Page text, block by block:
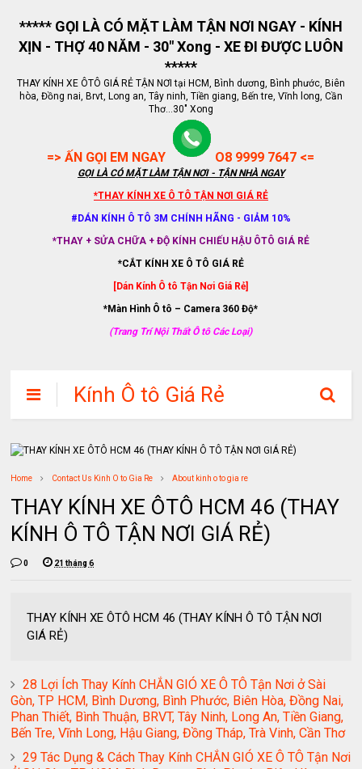
***** GỌI LÀ CÓ MẶT LÀM TẬN NƠI NGAY - KÍNH
XỊN - THỢ 40 NĂM - 30" Xong - XE ĐI ĐƯỢC LUÔN
*****
THAY KÍNH XE ÔTÔ GIÁ RẺ TẬN NƠI tại HCM, Bình dương, Bình phước, Biên
hòa, Đồng nai, Brvt, Long an, Tây ninh, Tiền giang, Bến tre, Vĩnh long, Cần
Thơ...30" Xong
=> ẤN GỌI EM NGAY O8 9999 7647 <=
GỌI LÀ CÓ MẶT LÀM TẬN NƠI - TẬN NHÀ NGAY
*THAY KÍNH XE Ô TÔ TẬN NƠI GIÁ RẺ
#DÁN KÍNH Ô TÔ 3M CHÍNH HÃNG - GIẢM 10%
*THAY + SỬA CHỮA + ĐỘ KÍNH CHIẾU HẬU ÔTÔ GIÁ RẺ
*CẮT KÍNH XE Ô TÔ GIÁ RẺ
[Dán Kính Ô tô Tận Nơi Giá Rẻ]
*Màn Hình Ô tô – Camera 360 Độ*
(Trang Trí Nội Thất Ô tô Các Loại)
Kính Ô tô Giá Rẻ
Home Contact Us Kinh O to Gia Re About kinh o to gia re
THAY KÍNH XE ÔTÔ HCM 46 (THAY
KÍNH Ô TÔ TẬN NƠI GIÁ RẺ)
0 21 tháng 6
THAY KÍNH XE ÔTÔ HCM 46 (THAY KÍNH Ô TÔ TẬN NƠI
GIÁ RẺ)
28 Lợi Ích Thay Kính CHẮN GIÓ XE Ô TÔ Tận Nơi ở Sài
Gòn, TP HCM, Bình Dương, Bình Phước, Biên Hòa, Đồng Nai,
Phan Thiết, Bình Thuận, BRVT, Tây Ninh, Long An, Tiền Giang,
Bến Tre, Vĩnh Long, Hậu Giang, Đồng Tháp, Trà Vinh, Cần Thơ
29 Tác Dụng & Cách Thay Kính CHẮN GIÓ XE Ô TÔ Tận Nơi